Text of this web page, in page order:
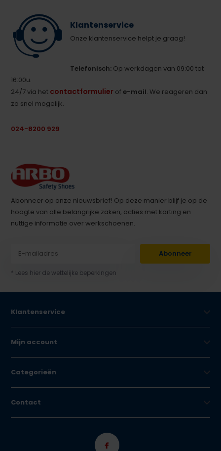
Klantenservice
Onze klantenservice helpt je graag!
Telefonisch: Op werkdagen van 09:00 tot
16:00u.
24/7 via het contactformulier ofe-mail. We reageren dan
zo snel mogelijk.
024-8200 929
Abonneer op onze nieuwsbrief! Op deze manier blijf je op de
hoogte van alle belangrijke zaken, acties met korting en
nuttige informatie over werkschoenen.
Abonneer
* Lees hier de wettelijke beperkingen
Klantenservice
Mijn account
Categorieën
Contact